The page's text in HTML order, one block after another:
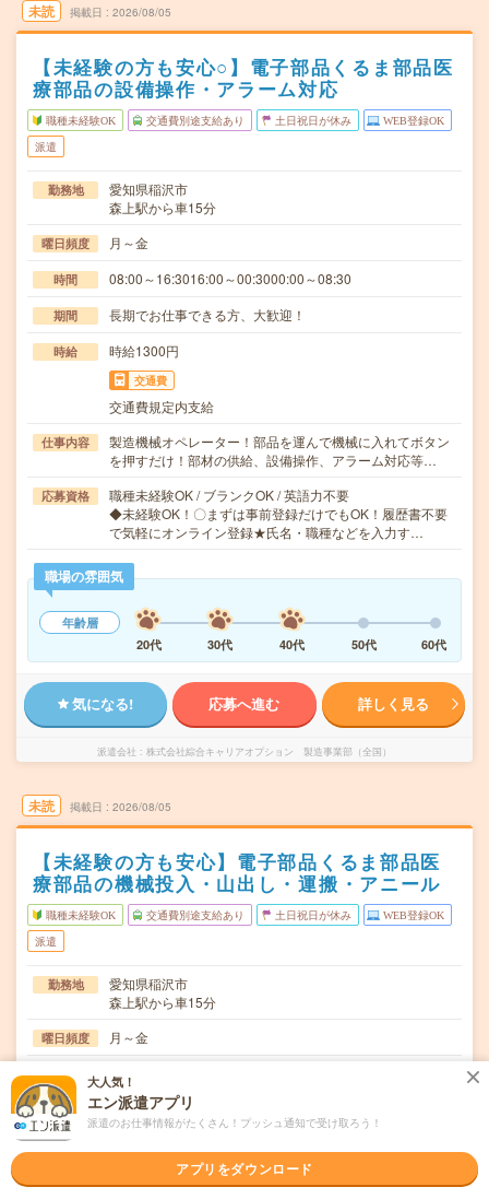
未読 掲載日 2026/08/05
【未経験の方も安心○】電子部品くるま部品医
療部品の設備操作・アラーム対応
職種未経験OK 交通費別途支給あり 土日祝日が休み WEB登録OK
派遣
勤務地
愛知県稲沢市
森上駅から車15分
曜日頻度 月～金
時間 08:00～16:3016:00～00:3000:00～08:30
期間 長期でお仕事できる方、大歓迎！
時給 時給1300円
交通費
交通費規定内支給
仕事内容
製造機械オペレーター！部品を運んで機械に入れてボタン
を押すだけ！部材の供給、設備操作、アラーム対応等…
応募資格
職種未経験OK / ブランクOK / 英語力不要
◆未経験OK！〇まずは事前登録だけでもOK！履歴書不要
で気軽にオンライン登録★氏名・職種などを入力す…
職場の雰囲気
年齢層
20代
30代 40代 50代 60代
気になる! 応募へ進む 詳しく見る
派遣会社 株式会社綜合キャリアオプション 製造事業部（全国）
未読 掲載日 2026/08/05
【未経験の方も安心】電子部品くるま部品医
療部品の機械投入・山出し・運搬・アニール
職種未経験OK 交通費別途支給あり 土日祝日が休み WEB登録OK
派遣
勤務地
愛知県稲沢市
森上駅から車15分
曜日頻度 月～金
時間 08:30～17:0020:30～05:00
期間 長期でお仕事できる方、大歓迎！
時給
大人気！
エン派遣アプリ
派遣のお仕事情報がたくさん！プッシュ通知で受け取ろう！
アプリをダウンロード